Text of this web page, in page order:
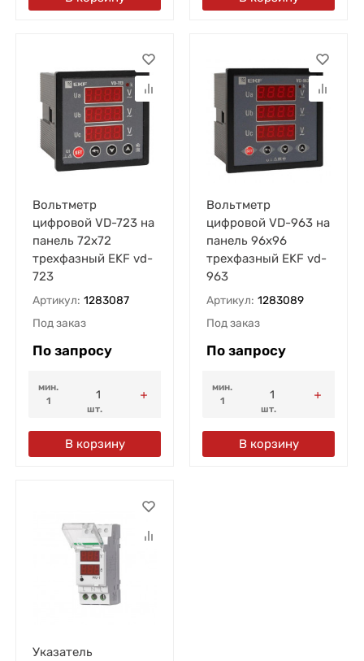
Вольтметр
цифровой VD-723 на
панель 72х72
трехфазный EKF vd-
723
Артикул: 1283087
Под заказ
По запросу
мин.
1
шт.
В корзину
Вольтметр
цифровой VD-963 на
панель 96х96
трехфазный EKF vd-
963
Артикул: 1283089
Под заказ
По запросу
мин.
1
шт.
В корзину
Указатель